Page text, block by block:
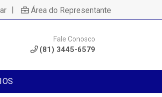
| Área do Representante
Fale Conosco
(81) 3445-6579